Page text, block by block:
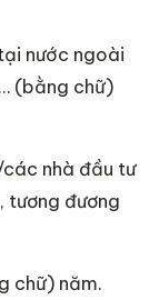
nước ngoài
(bằng chữ)
nhà đầu tư
tương đương
chữ) năm.